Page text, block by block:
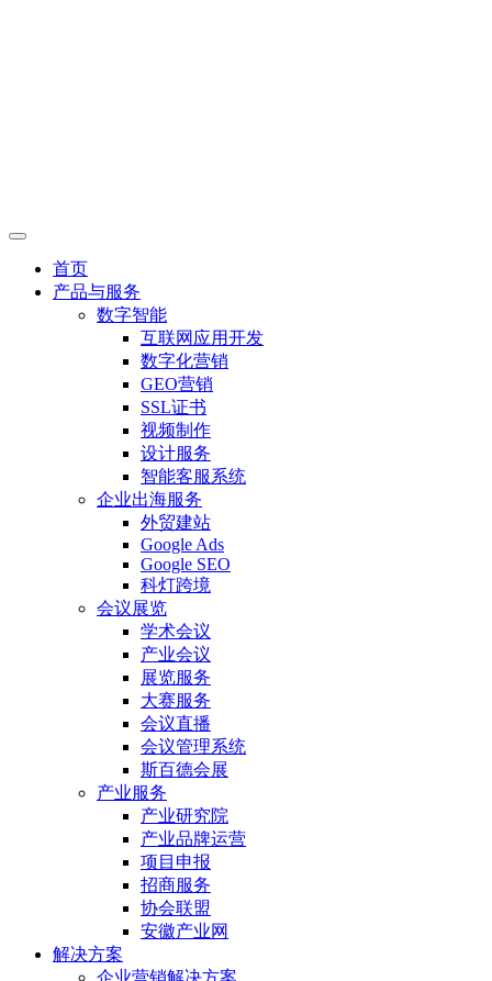
首页
产品与服务
数字智能
互联网应用开发
数字化营销
GEO营销
SSL证书
视频制作
设计服务
智能客服系统
企业出海服务
外贸建站
Google Ads
Google SEO
科灯跨境
会议展览
学术会议
产业会议
展览服务
大赛服务
会议直播
会议管理系统
斯百德会展
产业服务
产业研究院
产业品牌运营
项目申报
招商服务
协会联盟
安徽产业网
解决方案
企业营销解决方案